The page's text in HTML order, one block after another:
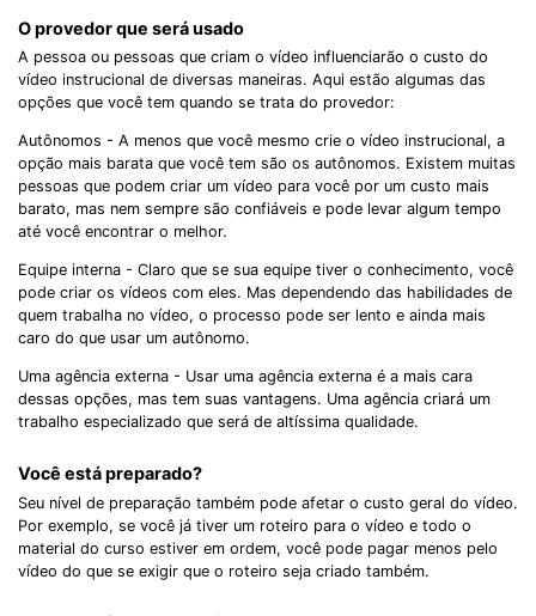
O provedor que será usado
A pessoa ou pessoas que criam o vídeo influenciarão o custo do
vídeo instrucional de diversas maneiras. Aqui estão algumas das
opções que você tem quando se trata do provedor:
Autônomos - A menos que você mesmo crie o vídeo instrucional, a
opção mais barata que você tem são os autônomos. Existem muitas
pessoas que podem criar um vídeo para você por um custo mais
barato, mas nem sempre são confiáveis ​​e pode levar algum tempo
até você encontrar o melhor.
Equipe interna - Claro que se sua equipe tiver o conhecimento, você
pode criar os vídeos com eles. Mas dependendo das habilidades de
quem trabalha no vídeo, o processo pode ser lento e ainda mais
caro do que usar um autônomo.
Uma agência externa - Usar uma agência externa é a mais cara
dessas opções, mas tem suas vantagens. Uma agência criará um
trabalho especializado que será de altíssima qualidade.
Você está preparado?
Seu nível de preparação também pode afetar o custo geral do vídeo.
Por exemplo, se você já tiver um roteiro para o vídeo e todo o
material do curso estiver em ordem, você pode pagar menos pelo
vídeo do que se exigir que o roteiro seja criado também.